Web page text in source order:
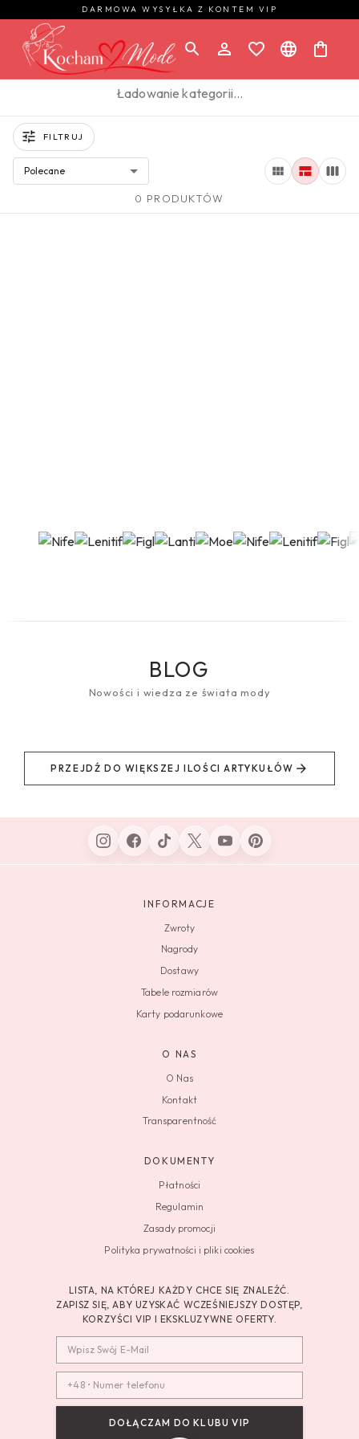
DARMOWA WYSYŁKA Z KONTEM VIP
Ładowanie kategorii…
FILTRUJ
Polecane
0 PRODUKTÓW
BLOG
Nowości i wiedza ze świata mody
PRZEJDŹ DO WIĘKSZEJ ILOŚCI ARTYKUŁÓW
INFORMACJE
Zwroty
Nagrody
Dostawy
Tabele rozmiarów
Karty podarunkowe
O NAS
O Nas
Kontakt
Transparentność
DOKUMENTY
Płatności
Regulamin
Zasady promocji
Polityka prywatności i pliki cookies
LISTA, NA KTÓREJ KAŻDY CHCE SIĘ ZNALEŹĆ.
ZAPISZ SIĘ, ABY UZYSKAĆ WCZEŚNIEJSZY DOSTĘP,
KORZYŚCI VIP I EKSKLUZYWNE OFERTY.
DOŁĄCZAM DO KLUBU VIP